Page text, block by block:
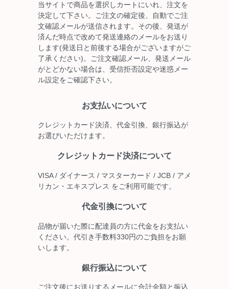
当サイトで商品を選択しカートにいれ、注文を
決定して下さい。ご注文の確定後、自動でご注
文確認メールが送信されます。その後、発送が
済んだ時点で改めて発送連絡のメールをお送り
します(発送日と前後する場合がございますがご
了承ください)。ご注文確認メール、発送メール
がとどかない場合は、受信拒否設定や迷惑メー
ル設定をご確認下さい。
お支払いについて
クレジットカード決済、代金引換、銀行振込が
お選びいただけます。
クレジットカード決済について
VISA / ダイナース / マスターカード / JCB / アメ
リカン・エキスプレス をご利用可能です。
代金引換について
品物が届いた際に配達員の方に代金をお支払い
ください。代引き手数料330円のご負担をお願
いします。
銀行振込について
ご注文後にお送りするメールに合計金額と振込